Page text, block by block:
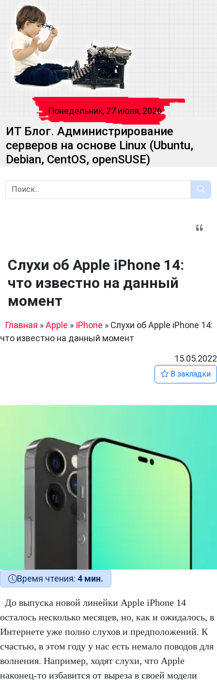
Понедельник, 27 июля, 2026
ИТ Блог. Администрирование
серверов на основе Linux (Ubuntu,
Debian, CentOS, openSUSE)
Слухи об Apple iPhone 14:
что известно на данный
момент
Главная »Apple » IPhone » Слухи об Apple iPhone 14:
что известно на данный момент
15.05.2022
В закладки
Время чтения: 4 мин.
До выпуска новой линейки Apple iPhone 14
осталось несколько месяцев, но, как и ожидалось, в
Интернете уже полно слухов и предположений. К
счастью, в этом году у нас есть немало поводов для
волнения. Например, ходят слухи, что Apple
наконец-то избавится от выреза в своей модели